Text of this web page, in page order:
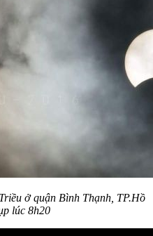
ở quận Bình Thạnh, TP.Hồ
lúc 8h20